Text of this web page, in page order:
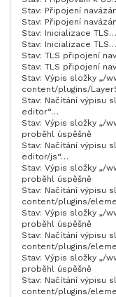
Stav: Připojení
Stav: Připojení
Stav: Inicializace TLS…
Stav: Inicializace TLS…
Stav: TLS připojení
Stav: TLS připojení
Stav: Výpis složky „/
content/plugins/
Stav: Načítání výpisu
editor“…
Stav: Výpis složky „/
proběhl úspěšně
Stav: Načítání výpisu
editor/js“…
Stav: Výpis složky „/
proběhl úspěšně
Stav: Načítání výpisu
content/plugins/
Stav: Výpis složky „/
proběhl úspěšně
Stav: Načítání výpisu
content/plugins/
Stav: Výpis složky „/
proběhl úspěšně
Stav: Načítání výpisu
content/plugins/